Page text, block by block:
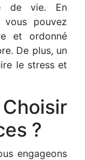
de vie. En
vous pouvez
et ordonné
De plus, un
le stress et
?
engageons